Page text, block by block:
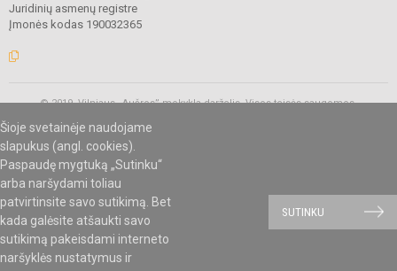
Šioje svetainėje naudojame
slapukus (angl. cookies).
Paspaudę mygtuką „Sutinku“
arba naršydami toliau
patvirtinsite savo sutikimą. Bet
kada galėsite atšaukti savo
sutikimą pakeisdami interneto
naršyklės nustatymus ir
SUTINKU
Juridinių asmenų registre
Įmonės kodas 190032365
© 2019. Vilniaus „Aušros” mokykla-darželis. Visos teisės saugomos.
SVETAINESMOKYKLOMS.LT